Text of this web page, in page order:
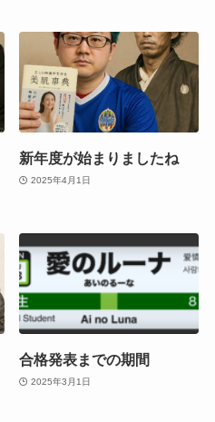
新年度が始まりましたね
2025年4月1日
合格発表までの期間
2025年3月1日